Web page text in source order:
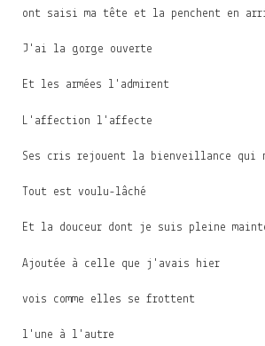
ont saisi ma tête et la penchent en
J'ai la gorge ouverte
Et les armées l'admirent
L'affection l'affecte
Ses cris rejouent la bienveillance qui
Tout est voulu-lâché
Et la douceur dont je suis pleine
Ajoutée à celle que j'avais hier
vois comme elles se frottent
l'une à l'autre